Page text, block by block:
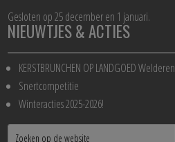
Gesloten op 25 december en 1 januari.
NIEUWTJES & ACTIES
KERSTBRUNCHEN OP LANDGOED Welderen
Snertcompetitie
Winteracties 2025-2026!